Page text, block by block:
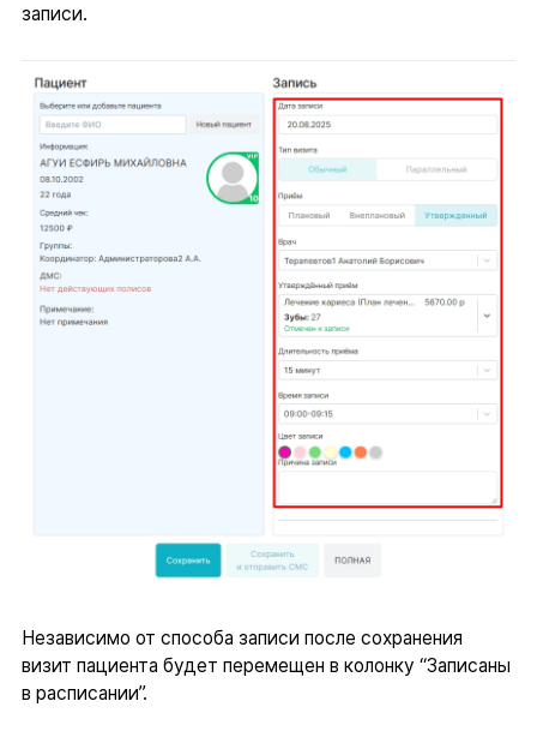
записи.
Независимо от способа записи после сохранения
визит пациента будет перемещен в колонку “Записаны
в расписании”.